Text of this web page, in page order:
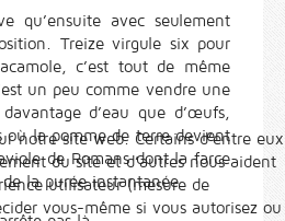
qu’ensuite avec seulement
Treize virgule six pour
c’est tout de même
un peu comme vendre une
d’eau que d’œufs,
où la pomme de terre devient
de Romans dont la farce
la purée instantanée.
notre site web. Certains d’entre eux
du site et d’autres nous aident
utilisateur (mesure de
vous-même si vous autorisez ou